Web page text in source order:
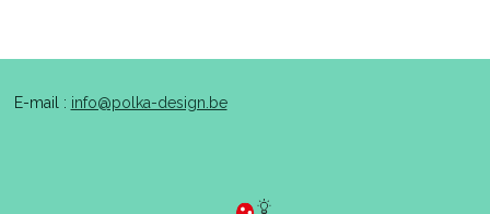
E-mail : info@polka-design.be